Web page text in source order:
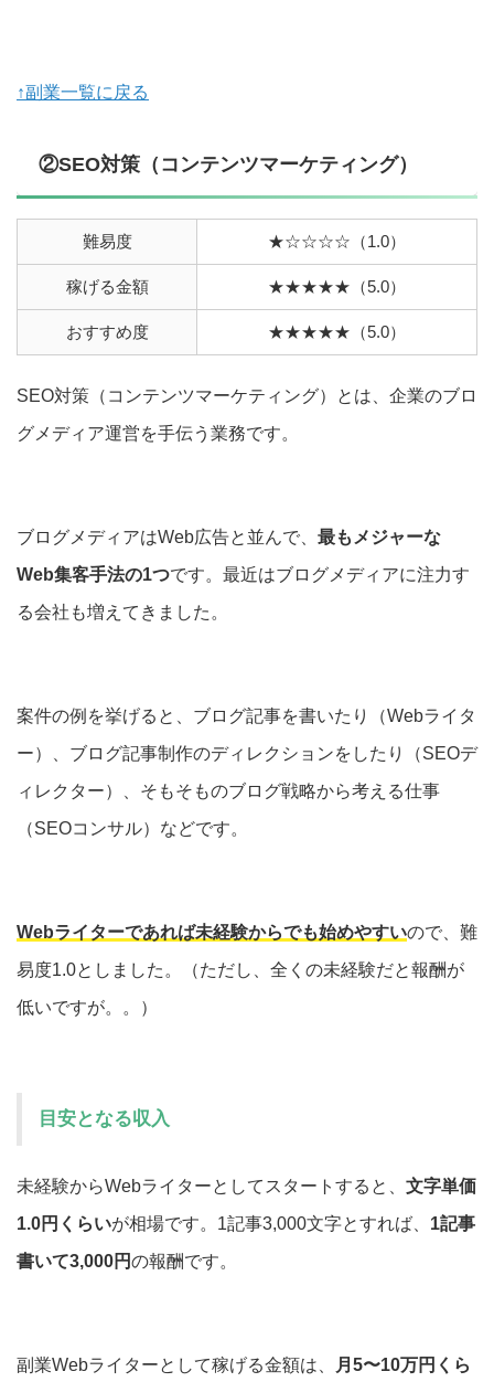
↑副業一覧に戻る
②SEO対策（コンテンツマーケティング）
難易度 ★☆☆☆☆（1.0）
稼げる金額 ★★★★★（5.0）
おすすめ度 ★★★★★（5.0）
SEO対策（コンテンツマーケティング）とは、企業のブロ
グメディア運営を手伝う業務です。
ブログメディアはWeb広告と並んで、 最もメジャーな
Web集客手法の1つです。最近はブログメディアに注力す
る会社も増えてきました。
案件の例を挙げると、ブログ記事を書いたり（Webライタ
ー）、ブログ記事制作のディレクションをしたり（SEOデ
ィレクター）、そもそものブログ戦略から考える仕事
（SEOコンサル）などです。
Webライターであれば未経験からでも始めやすいので、難
易度1.0としました。（ただし、全くの未経験だと報酬が
低いですが。。）
目安となる収入
未経験からWebライターとしてスタートすると、 文字単価
1.0円くらいが相場です。1記事3,000文字とすれば、 1記事
書いて3,000円の報酬です。
副業Webライターとして稼げる金額は、
月5〜10万円くら